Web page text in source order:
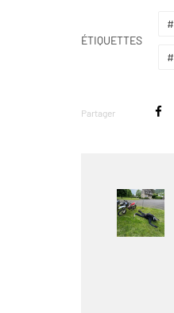
ÉTIQUETTES
Partager